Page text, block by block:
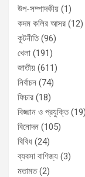
উপ-সম্পাদকীয় (1)
কদম কলির আসর (12)
কূটনীতি(96)
খেলা (191)
জাতীয় (611)
নির্বাচন (74)
ফিচার (18)
বিজ্জান ও প্রযুক্তি(19)
বিনোদন (105)
বিবিধ (24)
ব্যবসা বাণিজ্য (3)
মতামত(2)